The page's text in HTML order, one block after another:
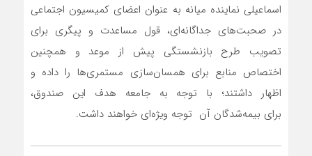
اسماعیلی نماینده میانه به عنوان اعضای کمیسیون اجتماعی
در صحبت‌های جداگانه‌ای، قول مساعدت و پیگری برای
تصویب طرح بازنشستگی پیش از موعد و همچنین
اختصاص منابع برای همسان‌سازی مستمری‌ها را داده و
اظهار داشتند؛ با توجه به جامعه هدف این صندوق،
برای بیمه‌شدگان آن توجه ویژه‌ای خواهند داشت.